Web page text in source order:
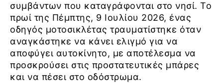
συμβάντων που καταγράφονται στο νησί. Το
πρωί της Πέμπτης, 9 Ιουλίου 2026, ένας
οδηγός μοτοσικλέτας τραυματίστηκε όταν
αναγκάστηκε να κάνει ελιγμό για να
αποφύγει αυτοκίνητο, με αποτέλεσμα να
προσκρούσει στις προστατευτικές μπάρες
και να πέσει στο οδόστρωμα.